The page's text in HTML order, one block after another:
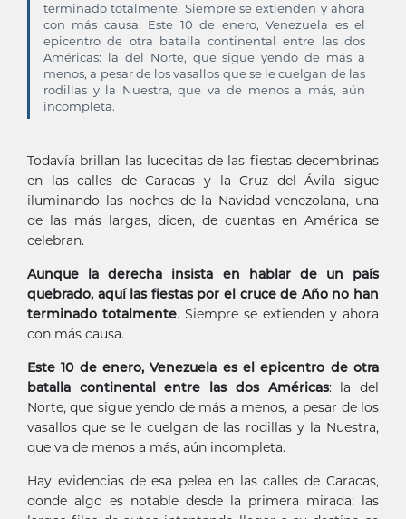
terminado totalmente. Siempre se extienden y ahora
con más causa. Este 10 de enero, Venezuela es el
epicentro de otra batalla continental entre las dos
Américas: la del Norte, que sigue yendo de más a
menos, a pesar de los vasallos que se le cuelgan de las
rodillas y la Nuestra, que va de menos a más, aún
incompleta.
Estudios Revolución
Todavía brillan las lucecitas de las fiestas decembrinas
en las calles de Caracas y la Cruz del Ávila sigue
iluminando las noches de la Navidad venezolana, una
de las más largas, dicen, de cuantas en América se
celebran.
Aunque la derecha insista en hablar de un país
quebrado, aquí las fiestas por el cruce de Año no han
terminado totalmente. Siempre se extienden y ahora
con más causa.
Este 10 de enero, Venezuela es el epicentro de otra
batalla continental entre las dos Américas: la del
Norte, que sigue yendo de más a menos, a pesar de los
vasallos que se le cuelgan de las rodillas y la Nuestra,
que va de menos a más, aún incompleta.
Hay evidencias de esa pelea en las calles de Caracas,
donde algo es notable desde la primera mirada: las